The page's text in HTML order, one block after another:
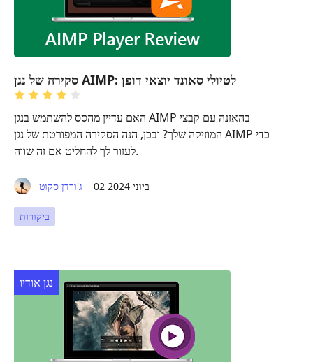
סקירה של נגן AIMP: לטיולי סאונד יוצאי דופן
האם עדיין מהסס להשתמש בנגן AIMP בהאזנה עם קבצי
המוזיקה שלך? ובכן, הנה הסקירה המפורטת של נגן AIMP כדי
לעזור לך להחליט אם זה שווה.
ג'ורדן סקוט 02 ביוני 2024
ביקורות
נגן אודיו